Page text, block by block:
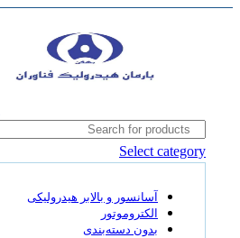
Select category
آسانسور و بالابر هیدرولیکی
الکتروموتور
بدون دسته‌بندی